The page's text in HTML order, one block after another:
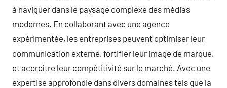
à naviguer dans le paysage complexe des médias
modernes. En collaborant avec une agence
expérimentée, les entreprises peuvent optimiser leur
communication externe, fortifier leur image de marque,
et accroître leur compétitivité sur le marché. Avec une
expertise approfondie dans divers domaines tels que la